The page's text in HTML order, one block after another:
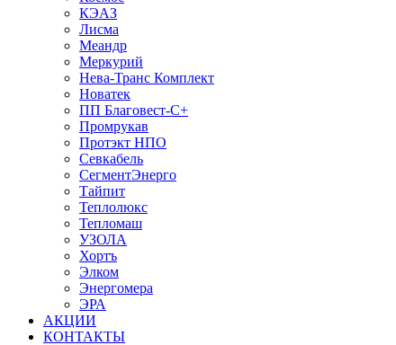
КЭАЗ
Лисма
Меандр
Меркурий
Нева-Транс Комплект
Новатек
ПП Благовест-С+
Промрукав
Протэкт НПО
Севкабель
СегментЭнерго
Тайпит
Теплолюкс
Тепломаш
УЗОЛА
Хортъ
Элком
Энергомера
ЭРА
АКЦИИ
КОНТАКТЫ